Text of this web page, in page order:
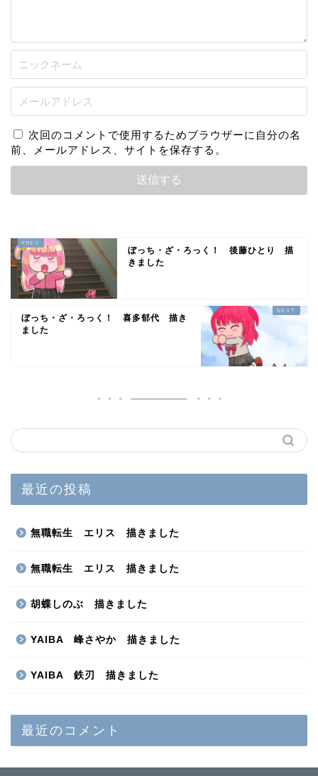
次回のコメントで使用するためブラウザーに自分の名
前、メールアドレス、サイトを保存する。
ぼっち・ざ・ろっく！ 後藤ひとり 描
きました
ぼっち・ざ・ろっく！ 喜多郁代 描き
ました
最近の投稿
無職転生 エリス 描きました
無職転生 エリス 描きました
胡蝶しのぶ 描きました
YAIBA 峰さやか 描きました
YAIBA 鉄刃 描きました
最近のコメント